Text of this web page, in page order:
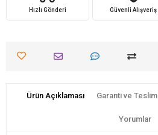
Hızlı Gönderi Güvenli Alışveriş
Ürün Açıklaması Garanti ve
Yorumlar